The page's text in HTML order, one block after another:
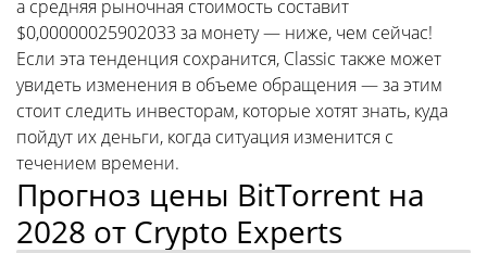
а средняя рыночная стоимость составит
$0,00000025902033 за монету — ниже, чем сейчас!
Если эта тенденция сохранится, Classic также может
увидеть изменения в объеме обращения — за этим
стоит следить инвесторам, которые хотят знать, куда
пойдут их деньги, когда ситуация изменится с
течением времени.
Прогноз цены BitTorrent на
2028 от Crypto Experts